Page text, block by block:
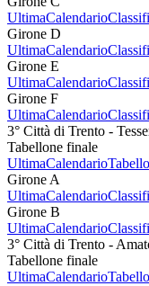
UltimaCalendario
Girone D
UltimaCalendario
Girone E
UltimaCalendario
Girone F
UltimaCalendario
3° Città di Trento -
Tabellone finale
UltimaCalendario
Girone A
UltimaCalendario
Girone B
UltimaCalendario
3° Città di Trento -
Tabellone finale
UltimaCalendario